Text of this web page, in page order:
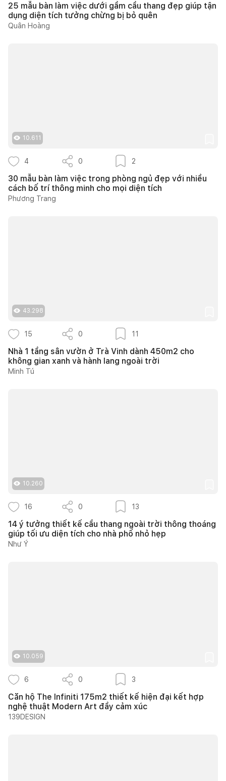
25 mẫu bàn làm việc dưới gầm cầu thang đẹp giúp tận
dụng diện tích tưởng chừng bị bỏ quên
Quân Hoàng
10.611
4 0 2
30 mẫu bàn làm việc trong phòng ngủ đẹp với nhiều
cách bố trí thông minh cho mọi diện tích
Phương Trang
43.298
15 0 11
Nhà 1 tầng sân vườn ở Trà Vinh dành 450m2 cho
không gian xanh và hành lang ngoài trời
Minh Tú
10.260
16 0 13
14 ý tưởng thiết kế cầu thang ngoài trời thông thoáng
giúp tối ưu diện tích cho nhà phố nhỏ hẹp
Như Ý
10.059
6 0 3
Căn hộ The Infiniti 175m2 thiết kế hiện đại kết hợp
nghệ thuật Modern Art đầy cảm xúc
139DESIGN